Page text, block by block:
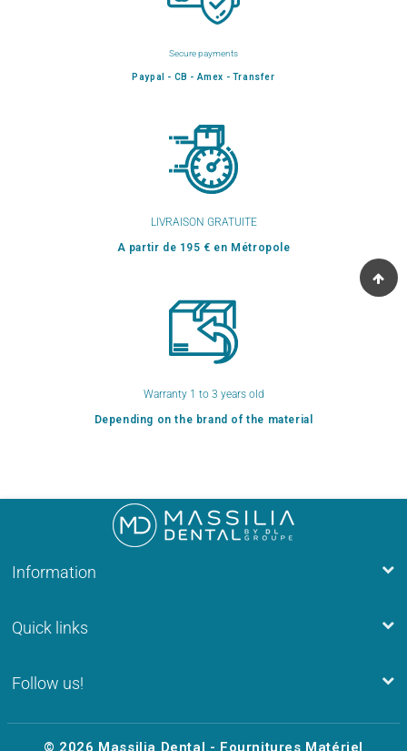
Secure payments
Paypal - CB - Amex - Transfer
LIVRAISON GRATUITE
A partir de 195 € en Métropole
Warranty 1 to 3 years old
Depending on the brand of the material
Information
Quick links
Follow us!
© 2026 Massilia Dental - Fournitures Matériel